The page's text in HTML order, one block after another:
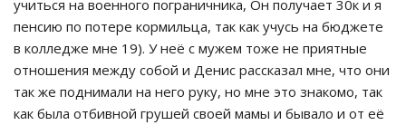
учиться на военного пограничника, Он получает 30к и я
пенсию по потере кормильца, так как учусь на бюджете
в колледже мне 19). У неё с мужем тоже не приятные
отношения между собой и Денис рассказал мне, что они
так же поднимали на него руку, но мне это знакомо, так
как была отбивной грушей своей мамы и бывало и от её